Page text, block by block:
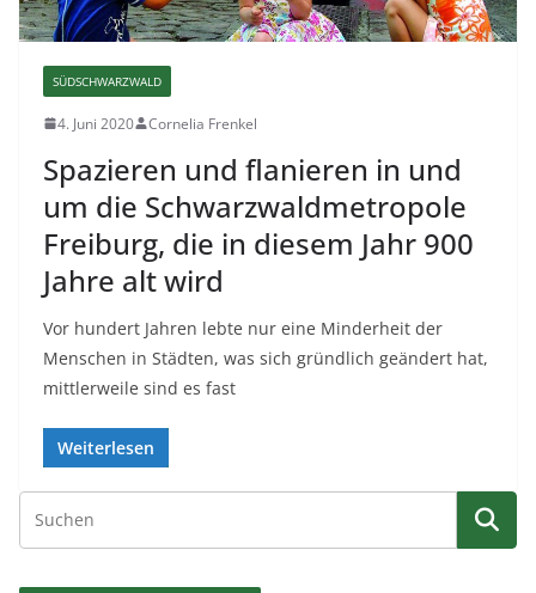
SÜDSCHWARZWALD
4. Juni 2020 Cornelia Frenkel
Spazieren und flanieren in und
um die Schwarzwaldmetropole
Freiburg, die in diesem Jahr 900
Jahre alt wird
Vor hundert Jahren lebte nur eine Minderheit der
Menschen in Städten, was sich gründlich geändert hat,
mittlerweile sind es fast
Weiterlesen